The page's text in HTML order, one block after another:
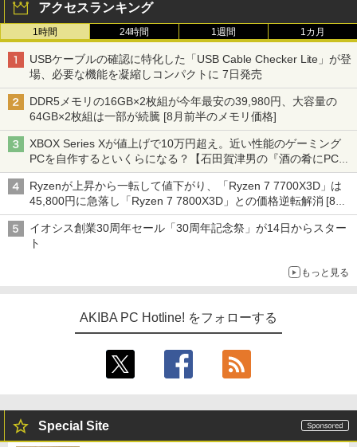
アクセスランキング
1時間 24時間 1週間 1カ月
USBケーブルの確認に特化した「USB Cable Checker Lite」が登
場、必要な機能を凝縮しコンパクトに 7日発売
DDR5メモリの16GB×2枚組が今年最安の39,980円、大容量の
64GB×2枚組は一部が続騰 [8月前半のメモリ価格]
XBOX Series Xが値上げで10万円超え。近い性能のゲーミング
PCを自作するといくらになる？【石田賀津男の『酒の肴にPCゲ
ーム』】
Ryzenが上昇から一転して値下がり、「Ryzen 7 7700X3D」は
45,800円に急落し「Ryzen 7 7800X3D」との価格逆転解消 [8月
前半のCPU価格]
イオシス創業30周年セール「30周年記念祭」が14日からスター
ト
もっと見る
AKIBA PC Hotline! をフォローする
Special Site